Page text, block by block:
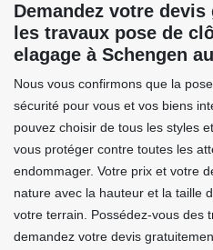
Demandez votre
les travaux pose de
elagage à Schengen
Nous vous confirmons que la
sécurité pour vous et vos biens
pouvez choisir de tous les styles
vous protéger contre toutes les
endommager. Votre prix et votre
nature avec la hauteur et la taille
votre terrain. Possédez-vous des
demandez votre devis